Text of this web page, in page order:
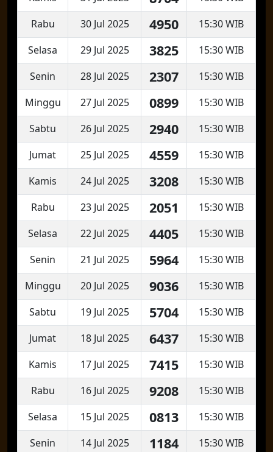
Rabu
30 Jul 2025 4950
15:30 WIB
Selasa
29 Jul 2025 3825
15:30 WIB
Senin
28 Jul 2025 2307
15:30 WIB
Minggu
27 Jul 2025 0899
15:30 WIB
Sabtu
26 Jul 2025 2940
15:30 WIB
Jumat
25 Jul 2025 4559
15:30 WIB
Kamis
24 Jul 2025 3208
15:30 WIB
Rabu
23 Jul 2025 2051
15:30 WIB
Selasa
22 Jul 2025 4405
15:30 WIB
Senin
21 Jul 2025 5964
15:30 WIB
Minggu
20 Jul 2025 9036
15:30 WIB
Sabtu
19 Jul 2025 5704
15:30 WIB
Jumat
18 Jul 2025 6437
15:30 WIB
Kamis
17 Jul 2025 7415
15:30 WIB
Rabu
16 Jul 2025 9208
15:30 WIB
Selasa
15 Jul 2025 0813
15:30 WIB
Senin
14 Jul 2025 1184 15:30 WIB